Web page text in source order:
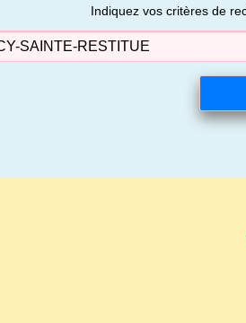
Indiquez vos critères de